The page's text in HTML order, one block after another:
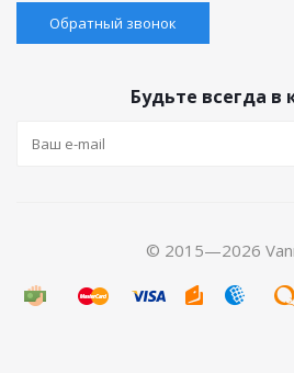
Обратный звонок
Будьте всегда в
© 2015—2026